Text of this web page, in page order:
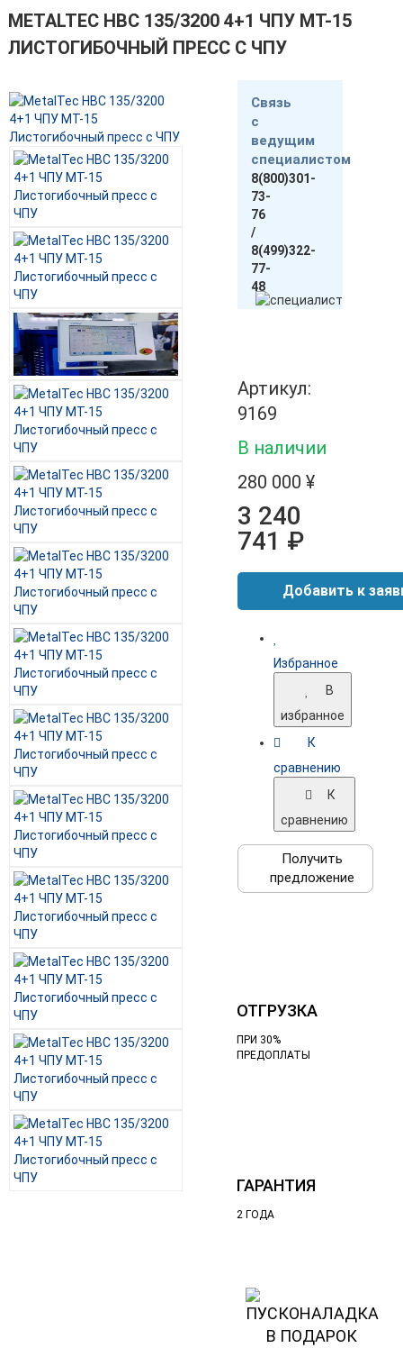
METALTEC HBС 135/3200 4+1 ЧПУ МТ-15
ЛИСТОГИБОЧНЫЙ ПРЕСС С ЧПУ
Связь
с
ведущим
специалистом
8(800)301-
73-
76
/
8(499)322-
77-
48
Артикул:
9169
В наличии
280 000 ¥
3 240
741 ₽
Избранное
В
избранное
К
сравнению
К
сравнению
Получить
предложение
ОТГРУЗКА
ПРИ 30%
ПРЕДОПЛАТЫ
ГАРАНТИЯ
2 ГОДА